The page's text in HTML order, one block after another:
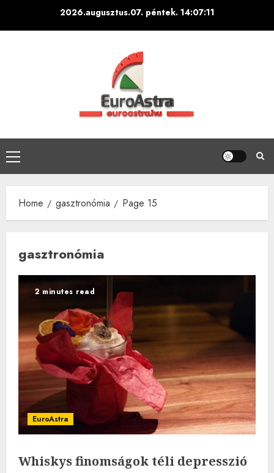
2026.augusztus.07. péntek. 14:07:12
Primary
Menu
Home gasztronómia Page 15
gasztronómia
2 minutes read
EuroAstra
Whiskys finomságok téli depresszió